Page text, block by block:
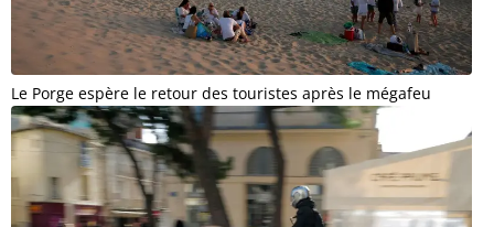
Le Porge espère le retour des touristes après le mégafeu